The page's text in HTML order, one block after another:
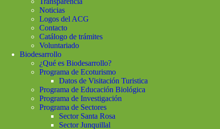
Noticias
Logos del ACG
Contacto
Catálogo de trámites
Voluntariado
Biodesarrollo
¿Qué es Biodesarrollo?
Programa de Ecoturismo
Datos de Visitación Turistica
Programa de Educación Biológica
Programa de Investigación
Programa de Sectores
Sector Santa Rosa
Sector Junquillal